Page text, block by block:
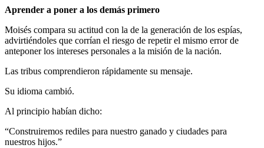
Aprender a poner a los demás primero
Moisés compara su actitud con la de la generación de los espías,
advirtiéndoles que corrían el riesgo de repetir el mismo error de
anteponer los intereses personales a la misión de la nación.
Las tribus comprendieron rápidamente su mensaje.
Su idioma cambió.
Al principio habían dicho:
“Construiremos rediles para nuestro ganado y ciudades para
nuestros hijos.”